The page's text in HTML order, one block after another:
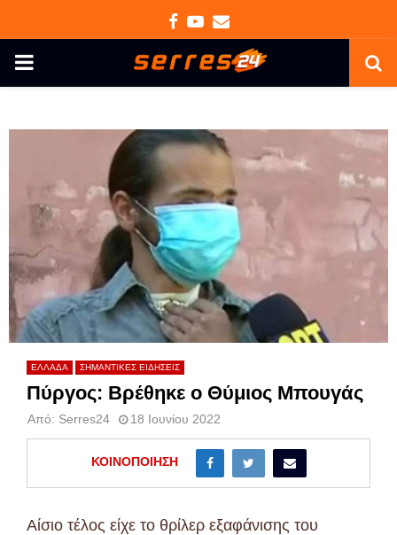
Facebook
Youtube
Email
PRIMARY
ΕΛΛΑΔΑ ΣΗΜΑΝΤΙΚΕΣ ΕΙΔΗΣΕΙΣ
Πύργος: Βρέθηκε ο Θύμιος Μπουγάς
Από: Serres24 18 Ιουνίου 2022
ΚΟΙΝΟΠΟΊΗΣΗ
Αίσιο τέλος είχε το θρίλερ εξαφάνισης του